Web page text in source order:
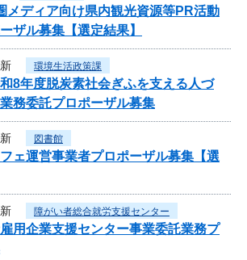
メディア向け県内観光資源等PR活動
ザル募集【選定結果】
環境生活政策課
和8年度脱炭素社会ぎふを支える人づ
務委託プロポーザル募集
図書館
ェ運営事業者プロポーザル募集【選
障がい者総合就労支援センター
用企業支援センター事業委託業務プ